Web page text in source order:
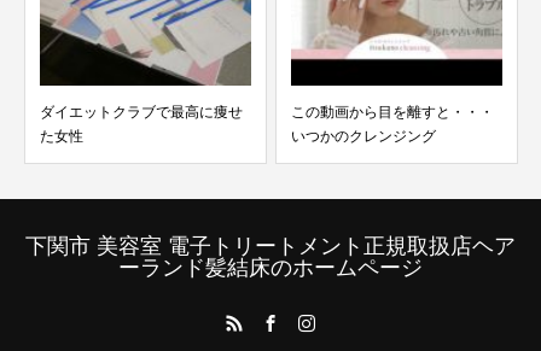
ダイエットクラブで最高に痩せ
た女性
この動画から目を離すと・・・
いつかのクレンジング
下関市 美容室 電子トリートメント正規取扱店ヘア
ーランド髪結床のホームページ